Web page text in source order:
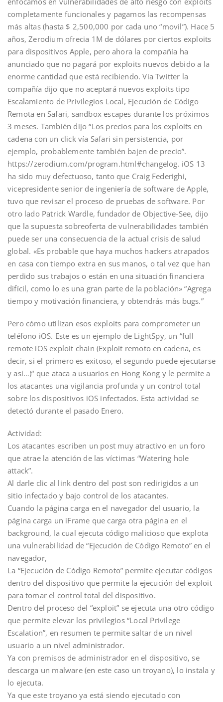
completamente funcionales y pagamos las recompensas
más altas (hasta $ 2,500,000 por cada uno “movil”). Hace 5
años, Zerodium ofrecia 1M de dólares por ciertos exploits
para dispositivos Apple, pero ahora la compañía ha
anunciado que no pagará por exploits nuevos debido a la
enorme cantidad que está recibiendo. Via Twitter la
compañía dijo que no aceptará nuevos exploits tipo
Escalamiento de Privilegios Local, Ejecución de Código
Remota en Safari, sandbox escapes durante los próximos
3 meses. También dijo “Los precios para los exploits en
cadena con un click vía Safari sin persistencia, por
ejemplo, probablemente también bajen de precio”.
https://zerodium.com/program.html#changelog. iOS 13
ha sido muy defectuoso, tanto que Craig Federighi,
vicepresidente senior de ingeniería de software de Apple,
tuvo que revisar el proceso de pruebas de software. Por
otro lado Patrick Wardle, fundador de Objective-See, dijo
que la supuesta sobreoferta de vulnerabilidades también
puede ser una consecuencia de la actual crisis de salud
global. «Es probable que haya muchos hackers atrapados
en casa con tiempo extra en sus manos, o tal vez que han
perdido sus trabajos o están en una situación financiera
difícil, como lo es una gran parte de la población» “Agrega
tiempo y motivación financiera, y obtendrás más bugs.”
Pero cómo utilizan esos exploits para comprometer un
teléfono iOS. Este es un ejemplo de LightSpy, un “full
remote iOS exploit chain (Exploit remoto en cadena, es
decir, si el primero es exitoso, el segundo puede ejecutarse
y así…)“ que ataca a usuarios en Hong Kong y le permite a
los atacantes una vigilancia profunda y un control total
sobre los dispositivos iOS infectados. Esta actividad se
detectó durante el pasado Enero.
Actividad:
Los atacantes escriben un post muy atractivo en un foro
que atrae la atención de las víctimas “Watering hole
attack”.
Al darle clic al link dentro del post son redirigidos a un
sitio infectado y bajo control de los atacantes.
Cuando la página carga en el navegador del usuario, la
página carga un iFrame que carga otra página en el
background, la cual ejecuta código malicioso que explota
una vulnerabilidad de “Ejecución de Código Remoto” en el
navegador,
La “Ejecución de Código Remoto” permite ejecutar códigos
dentro del dispositivo que permite la ejecución del exploit
para tomar el control total del dispositivo.
Dentro del proceso del “exploit” se ejecuta una otro código
que permite elevar los privilegios “Local Privilege
Escalation”, en resumen te permite saltar de un nivel
usuario a un nivel administrador.
Ya con premisos de administrador en el dispositivo, se
descarga un malware (en este caso un troyano), lo instala y
lo ejecuta.
Ya que este troyano ya está siendo ejecutado con